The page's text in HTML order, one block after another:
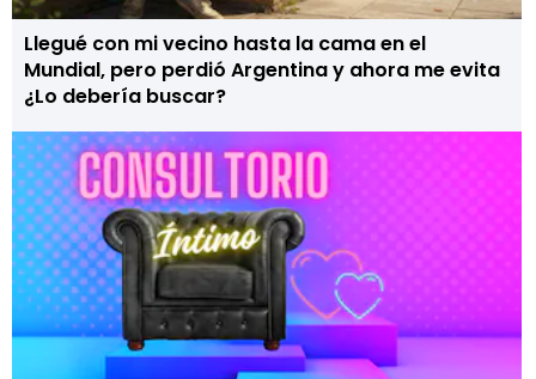
Llegué con mi vecino hasta la cama en el
Mundial, pero perdió Argentina y ahora me evita
¿Lo debería buscar?